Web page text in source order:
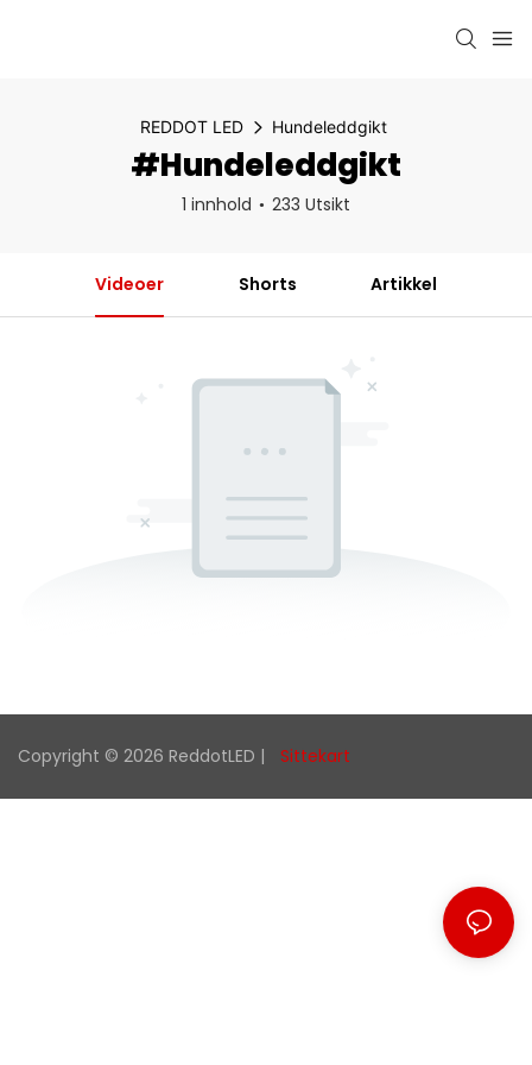
REDDOT LED Hundeleddgikt
#Hundeleddgikt
1 innhold 233 Utsikt
Videoer Shorts Artikkel
Copyright © 2026 ReddotLED | Sittekart